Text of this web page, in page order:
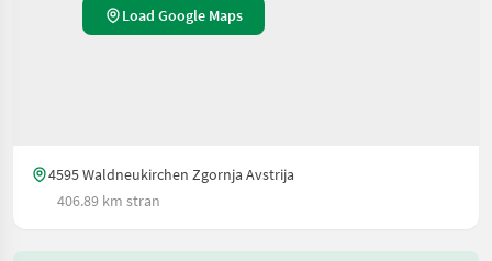
Load Google Maps
4595 Waldneukirchen Zgornja Avstrija
406.89 km stran